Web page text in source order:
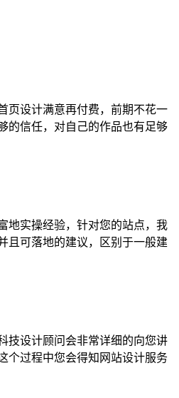
页设计满意再付费，前期不花一
的信任，对自己的作品也有足够
地实操经验，针对您的站点，我
且可落地的建议，区别于一般建
技设计顾问会非常详细的向您讲
个过程中您会得知网站设计服务